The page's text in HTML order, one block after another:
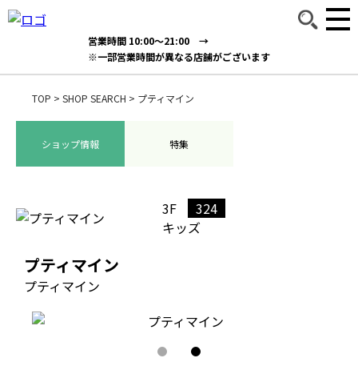
営業時間 10:00～21:00 →
※一部営業時間が異なる店舗がございます
TOP > SHOP SEARCH > プティマイン
ショップ情報 特集
1 2
3F
324
キッズ
プティマイン
プティマイン